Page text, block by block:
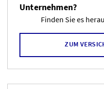
Unternehmen?
Finden Sie es
ZUM